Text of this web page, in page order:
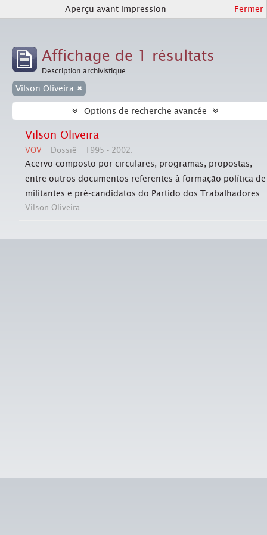
Aperçu avant impression Fermer
Affichage de 1 résultats
Description archivistique
Vilson Oliveira
Options de recherche avancée
Vilson Oliveira
VOV Dossiê 1995 - 2002.
Acervo composto por circulares, programas, propostas,
entre outros documentos referentes à formação política de
militantes e pré-candidatos do Partido dos Trabalhadores.
Vilson Oliveira